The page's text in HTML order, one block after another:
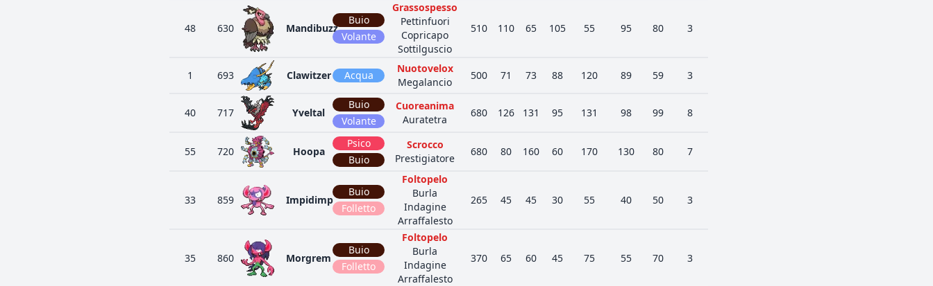
48 630 Mandibuzz
Buio
Volante
Grassospesso
Pettinfuori
Copricapo
Sottilguscio
510 110 65 105 55 95 80 3
1 693 Clawitzer Acqua
Nuotovelox
Megalancio
500 71 73 88 120 89 59 3
40 717 Yveltal
Buio
Volante
Cuoreanima
Auratetra
680 126 131 95 131 98 99 8
55 720 Hoopa
Psico
Buio
Scrocco
Prestigiatore
680 80 160 60 170 130 80 7
33 859 Impidimp
Buio
Folletto
Foltopelo
Burla
Indagine
Arraffalesto
265 45 45 30 55 40 50 3
35 860 Morgrem
Buio
Folletto
Foltopelo
Burla
Indagine
Arraffalesto
370 65 60 45 75 55 70 3